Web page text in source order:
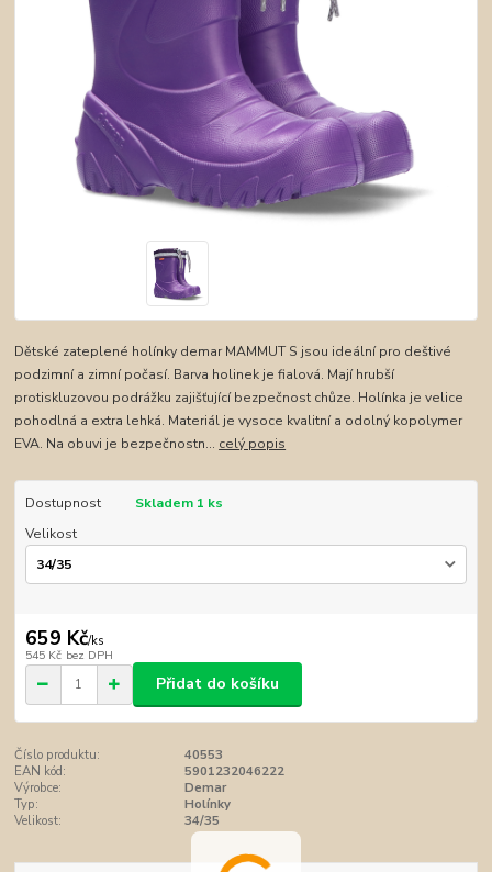
Dětské zateplené holínky demar MAMMUT S jsou ideální pro deštivé
podzimní a zimní počasí. Barva holinek je fialová. Mají hrubší
protiskluzovou podrážku zajišťující bezpečnost chůze. Holínka je velice
pohodlná a extra lehká. Materiál je vysoce kvalitní a odolný kopolymer
EVA. Na obuvi je bezpečnostn... celý popis
Dostupnost
Skladem 1 ks
Velikost
659 Kč/ks
545 Kč bez DPH
Přidat do košíku
Číslo produktu:
40553
EAN kód:
5901232046222
Výrobce:
Demar
Typ:
Holínky
Velikost:
34/35